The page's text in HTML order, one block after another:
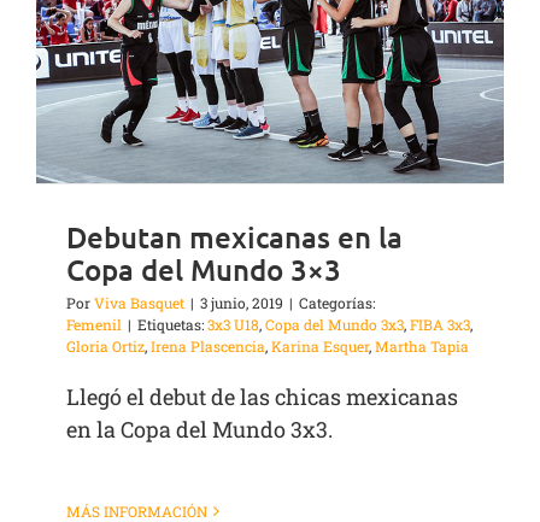
Debutan mexicanas en la
Copa del Mundo 3×3
PorViva Basquet | 3 junio, 2019 | Categorías:
Femenil | Etiquetas:3x3 U18,Copa del Mundo 3x3,FIBA 3x3,
Gloria Ortiz,Irena Plascencia,Karina Esquer,Martha Tapia
Llegó el debut de las chicas mexicanas
en la Copa del Mundo 3x3.
MÁS INFORMACIÓN